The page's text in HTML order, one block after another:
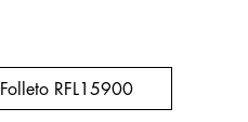
Folleto RFL15900